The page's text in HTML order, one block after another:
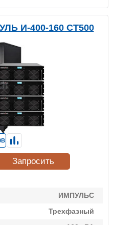
И-400-160 СТ500
ИМПУЛЬС
Трехфазный
Запросить